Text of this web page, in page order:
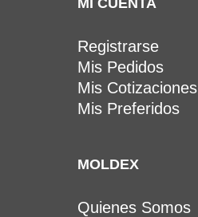
Registrarse
Mis Pedidos
Mis Cotizaciones
Mis Preferidos
MOLDEX
Quienes Somos